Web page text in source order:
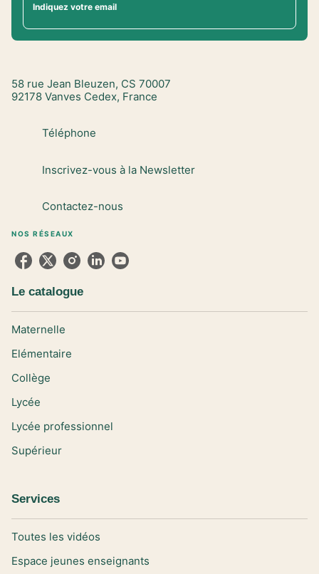
Indiquez votre email
58 rue Jean Bleuzen, CS 70007
92178 Vanves Cedex, France
Téléphone
Inscrivez-vous à la Newsletter
Contactez-nous
NOS RÉSEAUX
Le catalogue
Maternelle
Elémentaire
Collège
Lycée
Lycée professionnel
Supérieur
Services
Toutes les vidéos
Espace jeunes enseignants